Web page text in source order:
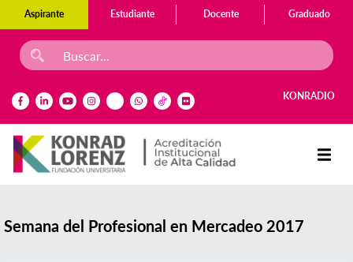
Aspirante Estudiante Docente Graduado
KONRADIO
Semana del Profesional en Mercadeo 2017